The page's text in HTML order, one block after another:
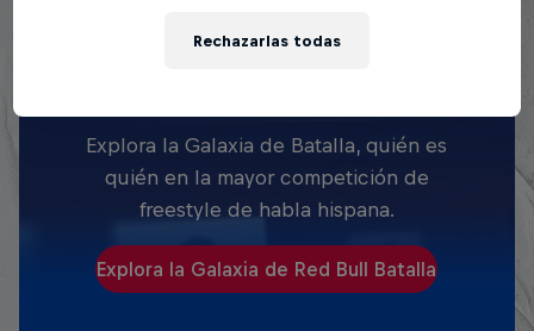
EXPLORA TODAS SUS
Explora la Galaxia de Batalla, quién es
quién en la mayor competición de
freestyle de habla hispana.
Explora la Galaxia de Red Bull Batalla
Rechazarlas todas